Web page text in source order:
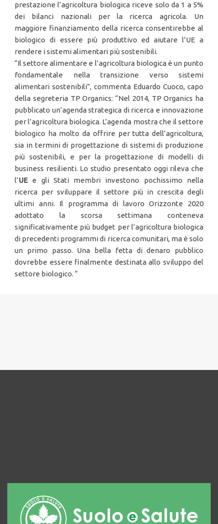
prestazione l’agricoltura biologica riceve solo da 1 a 5%
dei bilanci nazionali per la ricerca agricola. Un
maggiore finanziamento della ricerca consentirebbe al
biologico di essere più produttivo ed aiutare l’UE a
rendere i sistemi alimentari più sostenibili.
“Il settore alimentare e l’agricoltura biologica è un punto
fondamentale nella transizione verso sistemi
alimentari sostenibili”, commenta Eduardo Cuoco, capo
della segreteria TP Organics: “Nel 2014, TP Organics ha
pubblicato un’agenda strategica di ricerca e innovazione
per l’agricoltura biologica. L’agenda mostra che il settore
biologico ha molto da offrire per tutta dell’agricoltura,
sia in termini di progettazione di sistemi di produzione
più sostenibili, e per la progettazione di modelli di
business resilienti. Lo studio presentato oggi rileva che
l’UE e gli Stati membri investono pochissimo nella
ricerca per sviluppare il settore più in crescita degli
ultimi anni. Il programma di lavoro Orizzonte 2020
adottato la scorsa settimana conteneva
significativamente più budget per l’agricoltura biologica
di precedenti programmi di ricerca comunitari, ma è solo
un primo passo. Una bella fetta di denaro pubblico
dovrebbe essere finalmente destinata allo sviluppo del
settore biologico. “